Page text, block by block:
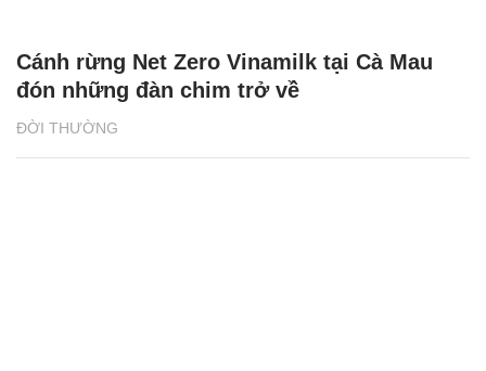
ĐỜI THƯỜNG
Cánh rừng Net Zero Vinamilk tại Cà Mau
đón những đàn chim trở về